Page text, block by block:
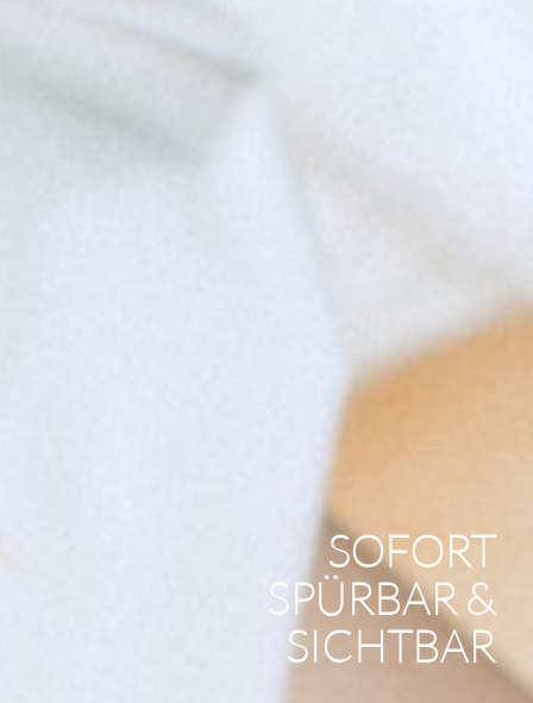
SOFORT
SPÜRBAR &
SICHTBAR